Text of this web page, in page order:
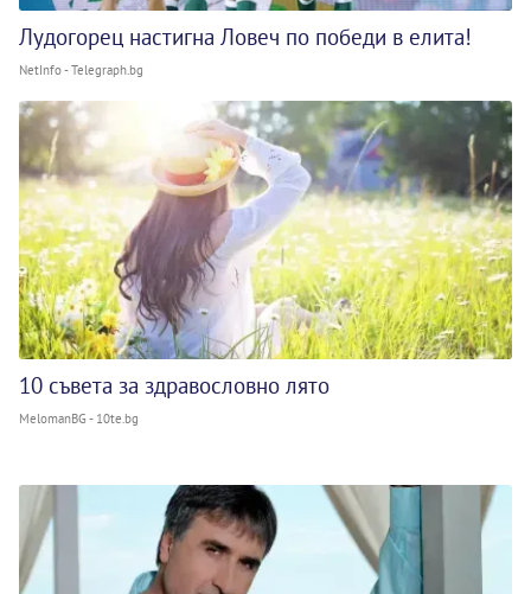
Лудогорец настигна Ловеч по победи в елита!
NetInfo - Telegraph.bg
10 съвета за здравословно лято
MelomanBG - 10te.bg